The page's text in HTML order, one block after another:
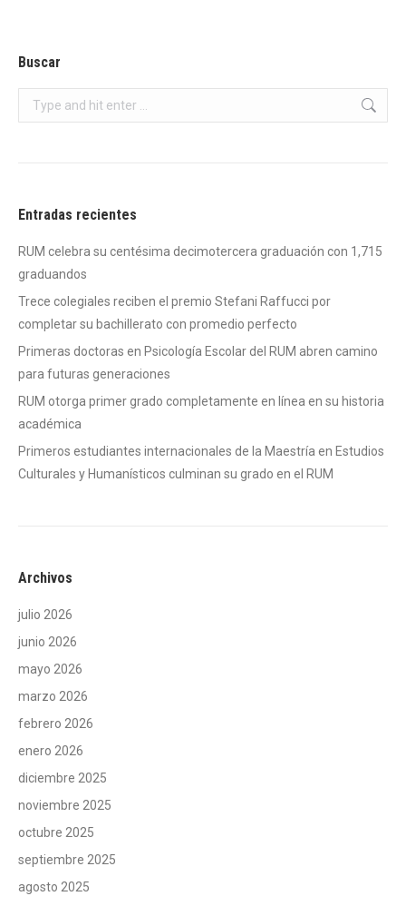
Buscar
Search:
Entradas recientes
RUM celebra su centésima decimotercera graduación con 1,715
graduandos
Trece colegiales reciben el premio Stefani Raffucci por
completar su bachillerato con promedio perfecto
Primeras doctoras en Psicología Escolar del RUM abren camino
para futuras generaciones
RUM otorga primer grado completamente en línea en su historia
académica
Primeros estudiantes internacionales de la Maestría en Estudios
Culturales y Humanísticos culminan su grado en el RUM
Archivos
julio 2026
junio 2026
mayo 2026
marzo 2026
febrero 2026
enero 2026
diciembre 2025
noviembre 2025
octubre 2025
septiembre 2025
agosto 2025